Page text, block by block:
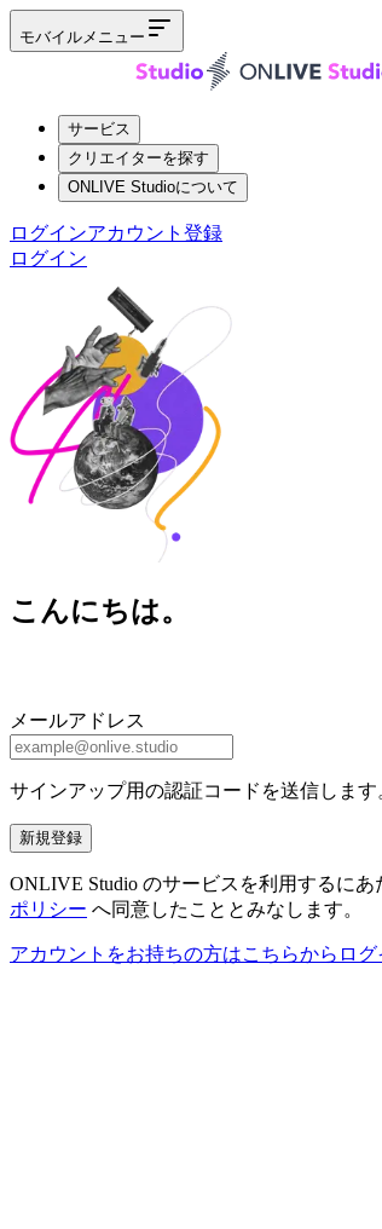
モバイルメニュー
サービス
クリエイターを探す
ONLIVE Studioについて
ログインアカウント登録
ログイン
こんにちは。
メールアドレス
サインアップ用の認証コードを送信します
新規登録
ONLIVE Studio のサービスを利用するに
ポリシー へ同意したこととみなします。
アカウントをお持ちの方はこちらからログ